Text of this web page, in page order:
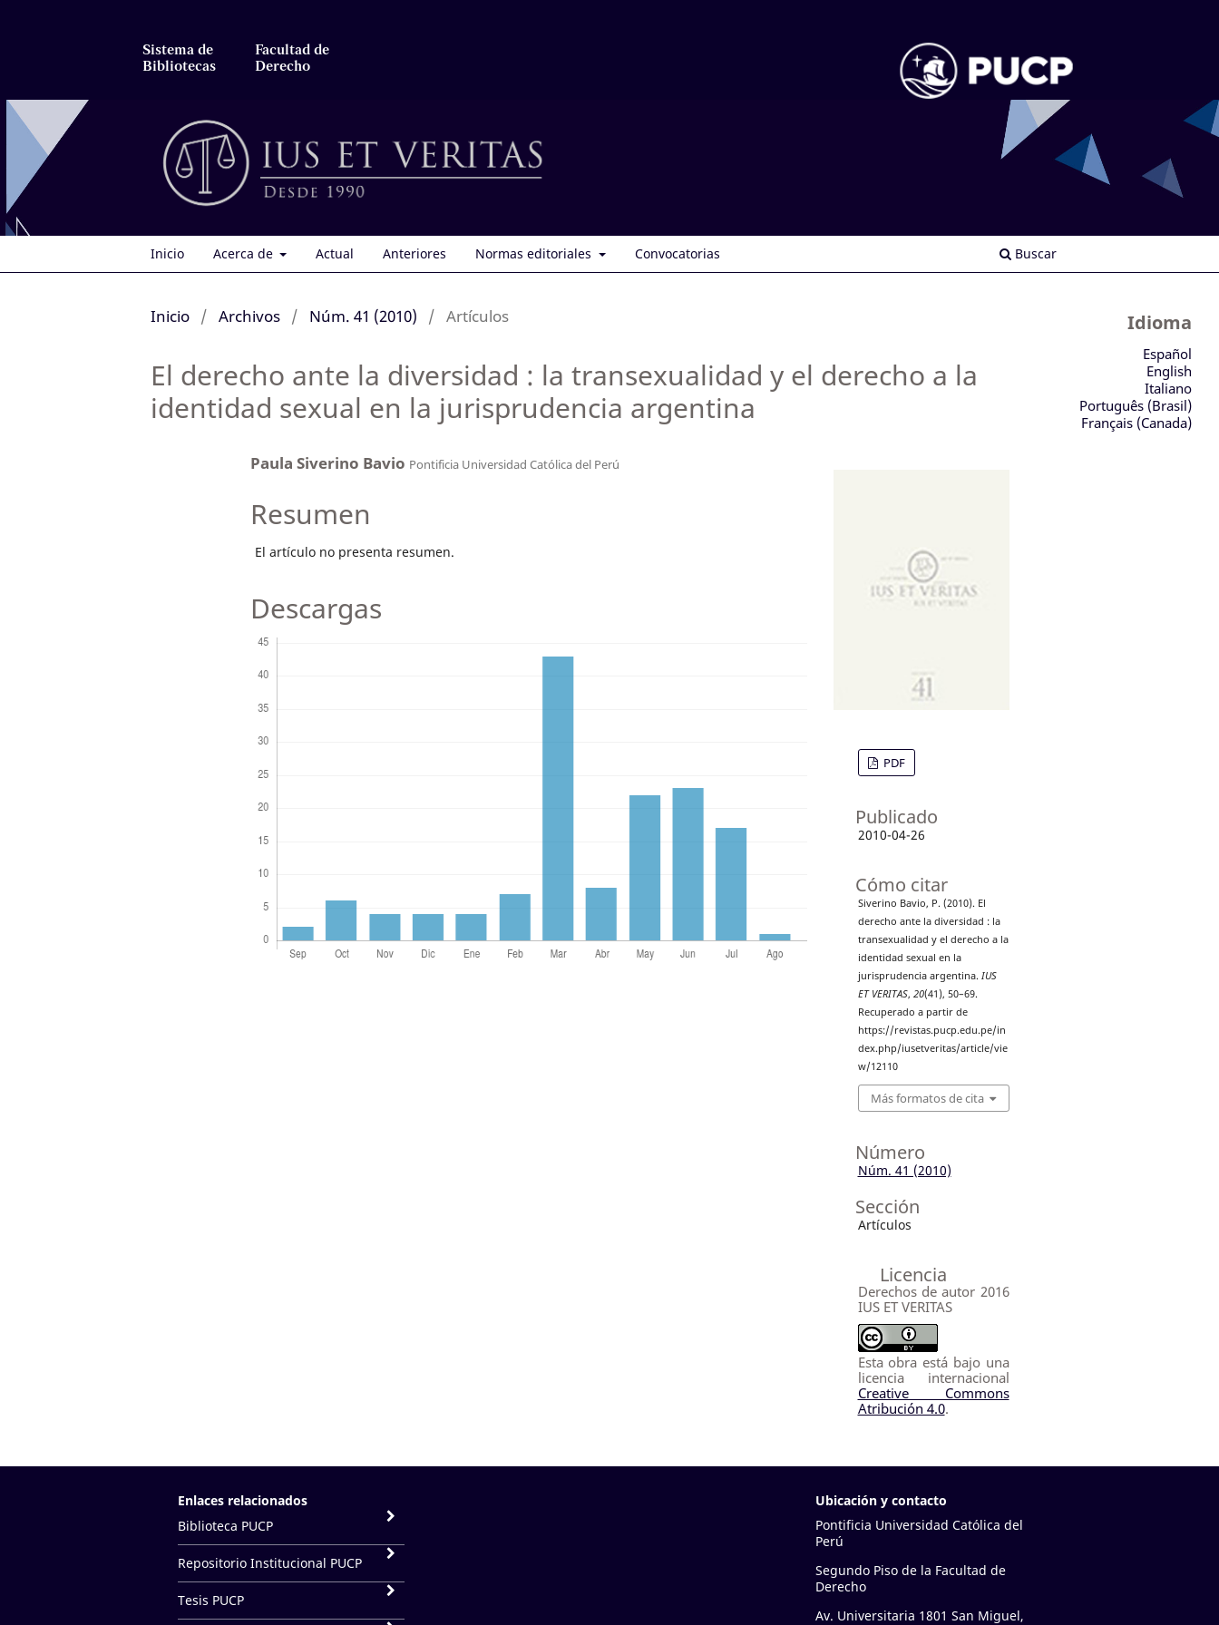
Sistema de
Bibliotecas
Facultad de
Derecho
Inicio Acerca de Actual Anteriores Normas editoriales Convocatorias Buscar
Inicio / Archivos / Núm. 41 (2010) / Artículos
El derecho ante la diversidad : la transexualidad y el derecho a la
identidad sexual en la jurisprudencia argentina
Paula Siverino Bavio Pontificia Universidad Católica del Perú
Resumen
El artículo no presenta resumen.
Descargas
PDF
Publicado
2010-04-26
Cómo citar
Siverino Bavio, P. (2010). El
derecho ante la diversidad : la
transexualidad y el derecho a la
identidad sexual en la
jurisprudencia argentina. IUS
ET VERITAS, 20(41), 50–69.
Recuperado a partir de
https://revistas.pucp.edu.pe/in
dex.php/iusetveritas/article/vie
w/12110
Más formatos de cita
Número
Núm. 41 (2010)
Sección
Artículos
Licencia
Derechos de autor 2016
IUS ET VERITAS
Esta obra está bajo una
licencia internacional
Creative Commons
Atribución 4.0.
Idioma
Español
English
Italiano
Português (Brasil)
Français (Canada)
Enlaces relacionados
Biblioteca PUCP
Repositorio Institucional PUCP
Tesis PUCP
Ubicación y contacto
Pontificia Universidad Católica del
Perú
Segundo Piso de la Facultad de
Derecho
Av. Universitaria 1801 San Miguel,